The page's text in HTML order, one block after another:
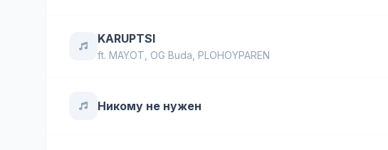
KARUPTSI
ft. MAYOT OG Buda PLOHOYPAREN
Никому не нужен